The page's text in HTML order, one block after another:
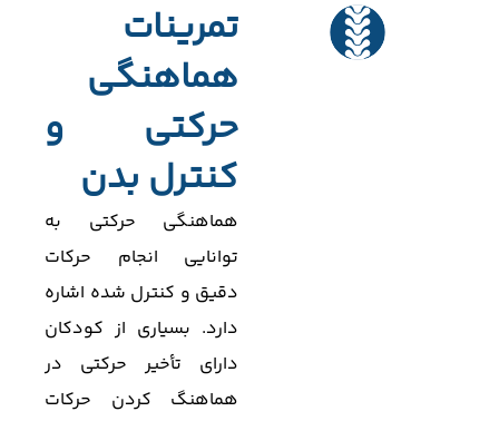
تمرینات
هماهنگی
حرکتی و
کنترل بدن
هماهنگی حرکتی به
توانایی انجام حرکات
دقیق و کنترل شده اشاره
دارد. بسیاری از کودکان
دارای تأخیر حرکتی در
هماهنگ کردن حرکات